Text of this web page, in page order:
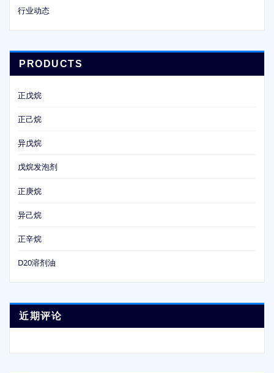
行业动态
PRODUCTS
正戊烷
正己烷
异戊烷
戊烷发泡剂
正庚烷
异己烷
正辛烷
D20溶剂油
近期评论